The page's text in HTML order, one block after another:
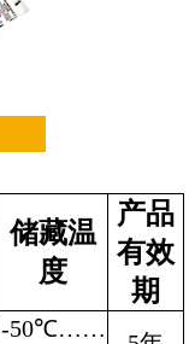
储藏温
度
产品
有效
期
-50℃……